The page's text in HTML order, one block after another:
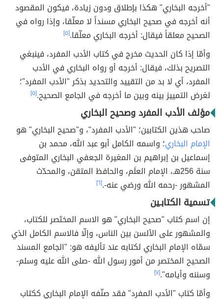
"أخرجه البخاري" هكذا بإطلاق ودون زيادة، فيكون المقصود
أنه أخرجه في صحيح البخاري مسنداً لا معلّقا، وإذا رواه في
الصحيح معلقاً فيقال: أخرجه البخاري معلّقا.[٥]
وأمّا إذا كان الحديث مخرج في كتاب الأدب المفرد، فينبغي
التصريح بذلك، فيقال: أخرجه أو رواه البخاري في الأدب
المفرد، أي لا بد من التقييد والتحديد بذكر "الأدب المفرد"؛
لغرض التمييز بينه وبين ما أخرجه في الجامع الصحيح.[٥]
مؤلف الأدب المفرد وصحيح البخاري
صاحب هذين الكتابين؛ "الأدب المفرد"، و"صحيح البخاري" هو
الإمام البخاري؛ واسمه الكامل أبو عبد الله، محمد بن
إسماعيل بن إبراهيم بن المغيرة الجعفي البخاري المتوفى
سنة 256هـ، الإمام العلَم، والحافظ المتقن، والمحدّث
المشهور -رحمه الله ورضي عنه-.[٦]
تسمية الكتابـين
إن اسم كتاب "صحيح البخاري" هو الاسم المختَصر للكتاب،
والمشهور على الألسن بين الناس، وإلّا فالاسم الكامل الذي
سمّاه الإمام البخاري لكتابه عند تأليفه هو: "الجامع المسند
الصحيح المختصر من أمور رسول الله -صلى الله عليه وسلم-
وسننه وأيامه".[٧]
وأمّا كتاب "الأدب المفرد" فقد صنّفه الإمام البخاري ككتاب